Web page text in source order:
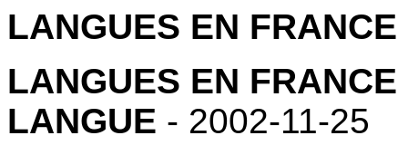
LANGUES EN FRANCE
LANGUES EN
LANGUE - 2002-11-25